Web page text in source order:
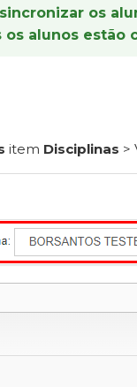
os
alunos estão
item Disciplinas >